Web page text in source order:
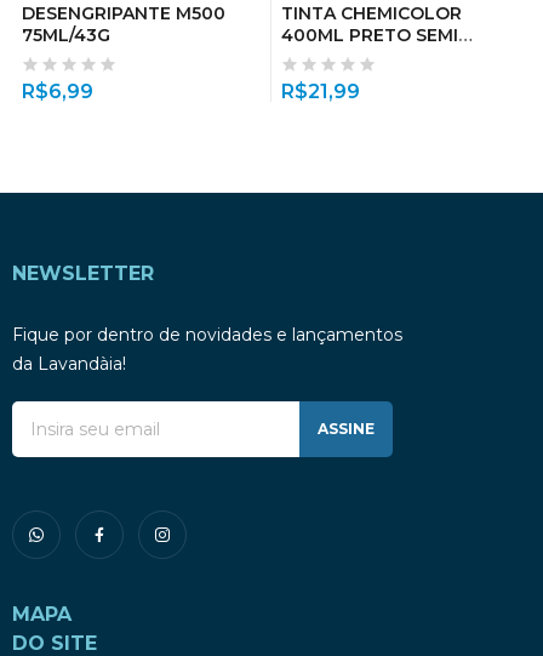
DESENGRIPANTE M500
75ML/43G
R$6,99
TINTA CHEMICOLOR
400ML PRETO SEMI
BRILHO
R$21,99
NEWSLETTER
Fique por dentro de novidades e lançamentos
da Lavandàia!
ASSINE
MAPA
DO SITE